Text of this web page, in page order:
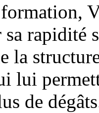
rapidité
la
lui
de